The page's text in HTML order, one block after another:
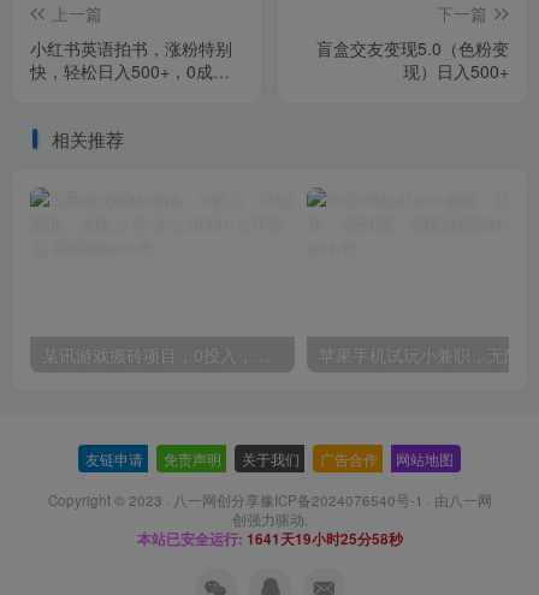
上一篇
小红书英语拍书，涨粉特别
快，轻松日入500+，0成本
下一篇
盲盒交友变现5.0（色粉变
现）日入500+
相关推荐
某讯游戏搬砖项目，0投入，可以挂机，轻松上手,月入3000+上不封顶
友链申请 免责声明 关于我们 广告合作 网站地图
Copyright © 2023 · 八一网创分享豫ICP备2024076540号-1 · 由八一网
创强力驱动.
本站已安全运行: 1641天19小时25分59秒